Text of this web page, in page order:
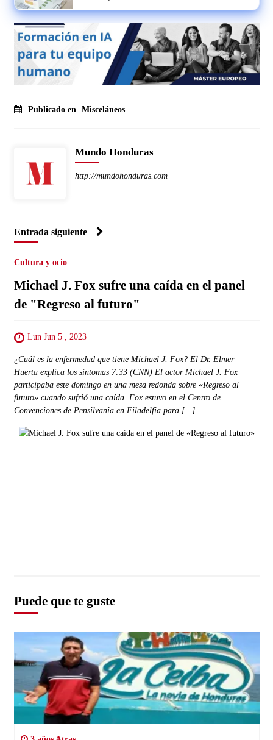
Publicado en Misceláneos
Mundo Honduras
http://mundohonduras.com
Entrada siguiente
Cultura y ocio
Michael J. Fox sufre una caída en el panel
de "Regreso al futuro"
Lun Jun 5 , 2023
¿Cuál es la enfermedad que tiene Michael J. Fox? El Dr. Elmer
Huerta explica los síntomas 7:33 (CNN) El actor Michael J. Fox
participaba este domingo en una mesa redonda sobre «Regreso al
futuro» cuando sufrió una caída. Fox estuvo en el Centro de
Convenciones de Pensilvania en Filadelfia para […]
Puede que te guste